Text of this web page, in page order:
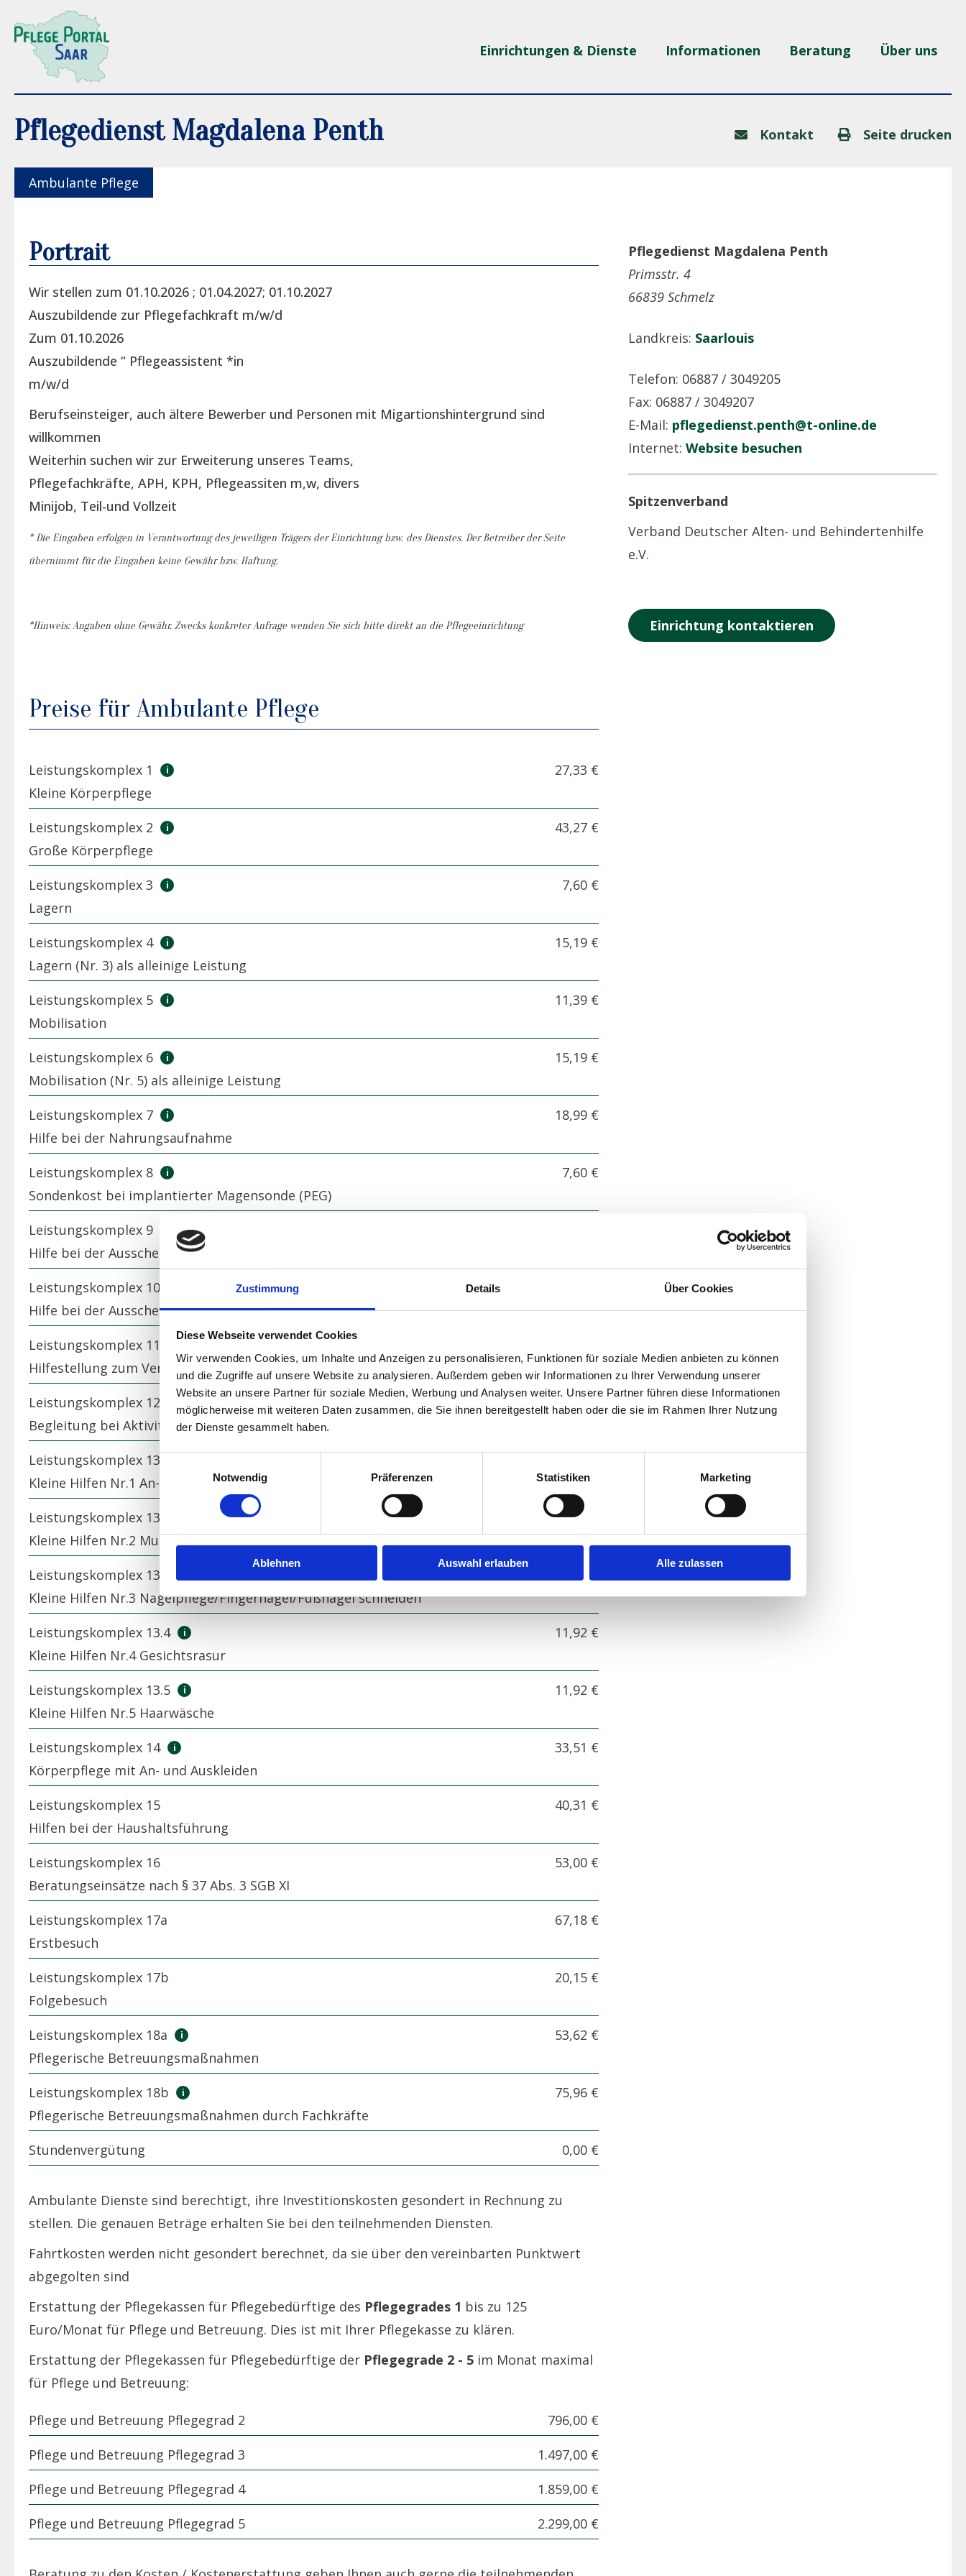
Zustimmung Details Über Cookies
Diese Webseite verwendet Cookies
Wir verwenden Cookies, um Inhalte und Anzeigen zu personalisieren, Funktionen für soziale Medien anbieten zu können
und die Zugriffe auf unsere Website zu analysieren. Außerdem geben wir Informationen zu Ihrer Verwendung unserer
Website an unsere Partner für soziale Medien, Werbung und Analysen weiter. Unsere Partner führen diese Informationen
möglicherweise mit weiteren Daten zusammen, die Sie ihnen bereitgestellt haben oder die sie im Rahmen Ihrer Nutzung
der Dienste gesammelt haben.
Einwilligungsauswahl
Notwendig
Präferenzen Statistiken Marketing
Ablehnen Auswahl erlauben Alle zulassen
Einrichtungen & Dienste Informationen Beratung Über uns
Pflegedienst Magdalena Penth Kontakt Seite drucken
Ambulante Pflege
Portrait
Wir stellen zum 01.10.2026 ; 01.04.2027; 01.10.2027
Auszubildende zur Pflegefachkraft m/w/d
Zum 01.10.2026
Auszubildende “ Pflegeassistent *in
m/w/d
Berufseinsteiger, auch ältere Bewerber und Personen mit Migartionshintergrund sind
willkommen
Weiterhin suchen wir zur Erweiterung unseres Teams,
Pflegefachkräfte, APH, KPH, Pflegeassiten m,w, divers
Minijob, Teil-und Vollzeit
* Die Eingaben erfolgen in Verantwortung des jeweiligen Trägers der Einrichtung bzw. des Dienstes. Der Betreiber der Seite
übernimmt für die Eingaben keine Gewähr bzw. Haftung.
*Hinweis: Angaben ohne Gewähr. Zwecks konkreter Anfrage wenden Sie sich bitte direkt an die Pflegeeinrichtung
Preise für Ambulante Pflege
Leistungskomplex 1
Kleine Körperpflege
27,33 €
Leistungskomplex 2
Große Körperpflege
43,27 €
Leistungskomplex 3
Lagern
7,60 €
Leistungskomplex 4
Lagern (Nr. 3) als alleinige Leistung
15,19 €
Leistungskomplex 5
Mobilisation
11,39 €
Leistungskomplex 6
Mobilisation (Nr. 5) als alleinige Leistung
15,19 €
Leistungskomplex 7
Hilfe bei der Nahrungsaufnahme
18,99 €
Leistungskomplex 8
Sondenkost bei implantierter Magensonde (PEG)
7,60 €
Leistungskomplex 9
Hilfe bei der Ausscheidung
Leistungskomplex 10
Hilfe bei der Ausscheidung als alleinige Leistung
Leistungskomplex 11
Hilfestellung zum Verlassen und Wiederaufsuchen der Wohnung
Leistungskomplex 12
Begleitung bei Aktivitäten außerhalb der Wohnung
45,58 €
Leistungskomplex 13.1
Kleine Hilfen Nr.1 An- und Auskleiden
Leistungskomplex 13.2
Kleine Hilfen Nr.2 Mundpflege
11,92 €
Leistungskomplex 13.3
Kleine Hilfen Nr.3 Nagelpflege/Fingernägel/Fußnägel schneiden
11,92 €
Leistungskomplex 13.4
Kleine Hilfen Nr.4 Gesichtsrasur
11,92 €
Leistungskomplex 13.5
Kleine Hilfen Nr.5 Haarwäsche
11,92 €
Leistungskomplex 14
Körperpflege mit An- und Auskleiden
33,51 €
Leistungskomplex 15
Hilfen bei der Haushaltsführung
40,31 €
Leistungskomplex 16
Beratungseinsätze nach § 37 Abs. 3 SGB XI
53,00 €
Leistungskomplex 17a
Erstbesuch
67,18 €
Leistungskomplex 17b
Folgebesuch
20,15 €
Leistungskomplex 18a
Pflegerische Betreuungsmaßnahmen
53,62 €
Leistungskomplex 18b
Pflegerische Betreuungsmaßnahmen durch Fachkräfte
75,96 €
Stundenvergütung 0,00 €
Ambulante Dienste sind berechtigt, ihre Investitionskosten gesondert in Rechnung zu
stellen. Die genauen Beträge erhalten Sie bei den teilnehmenden Diensten.
Fahrtkosten werden nicht gesondert berechnet, da sie über den vereinbarten Punktwert
abgegolten sind
Erstattung der Pflegekassen für Pflegebedürftige des Pflegegrades 1 bis zu 125
Euro/Monat für Pflege und Betreuung. Dies ist mit Ihrer Pflegekasse zu klären.
Erstattung der Pflegekassen für Pflegebedürftige der Pflegegrade 2 - 5 im Monat maximal
für Pflege und Betreuung:
Pflege und Betreuung Pflegegrad 2
796,00 €
Pflege und Betreuung Pflegegrad 3
1.497,00 €
Pflege und Betreuung Pflegegrad 4
1.859,00 €
Pflege und Betreuung Pflegegrad 5
2.299,00 €
Pflegedienst Magdalena Penth
Primsstr. 4
66839 Schmelz
Landkreis: Saarlouis
Telefon: 06887 / 3049205
Fax: 06887 / 3049207
E-Mail: pflegedienst.penth@t-online.de
Internet:Website besuchen
Spitzenverband
Verband Deutscher Alten- und Behindertenhilfe
e.V.
Einrichtung kontaktieren